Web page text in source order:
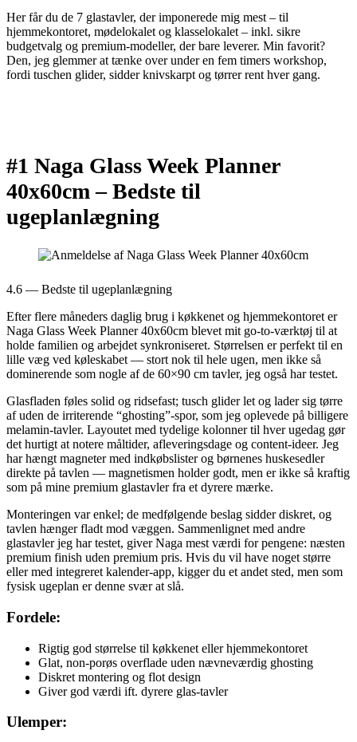
Her får du de 7 glastavler, der imponerede mig mest – til
hjemmekontoret, mødelokalet og klasselokalet – inkl. sikre
budgetvalg og premium-modeller, der bare leverer. Min favorit?
Den, jeg glemmer at tænke over under en fem timers workshop,
fordi tuschen glider, sidder knivskarpt og tørrer rent hver gang.
#1 Naga Glass Week Planner
40x60cm –Bedste til
ugeplanlægning
4.6 — Bedste til ugeplanlægning
Efter flere måneders daglig brug i køkkenet og hjemmekontoret er
Naga Glass Week Planner 40x60cm blevet mit go-to-værktøj til at
holde familien og arbejdet synkroniseret. Størrelsen er perfekt til en
lille væg ved køleskabet — stort nok til hele ugen, men ikke så
dominerende som nogle af de 60×90 cm tavler, jeg også har testet.
Glasfladen føles solid og ridsefast; tusch glider let og lader sig tørre
af uden de irriterende “ghosting”-spor, som jeg oplevede på billigere
melamin-tavler. Layoutet med tydelige kolonner til hver ugedag gør
det hurtigt at notere måltider, afleveringsdage og content-ideer. Jeg
har hængt magneter med indkøbslister og børnenes huskesedler
direkte på tavlen — magnetismen holder godt, men er ikke så kraftig
som på mine premium glastavler fra et dyrere mærke.
Monteringen var enkel; de medfølgende beslag sidder diskret, og
tavlen hænger fladt mod væggen. Sammenlignet med andre
glastavler jeg har testet, giver Naga mest værdi for pengene: næsten
premium finish uden premium pris. Hvis du vil have noget større
eller med integreret kalender-app, kigger du et andet sted, men som
fysisk ugeplan er denne svær at slå.
Fordele:
Rigtig god størrelse til køkkenet eller hjemmekontoret
Glat, non-porøs overflade uden nævneværdig ghosting
Diskret montering og flot design
Giver god værdi ift. dyrere glas-tavler
Ulemper: